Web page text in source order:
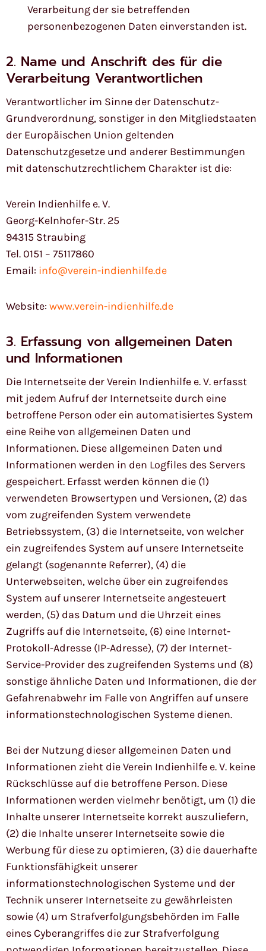
Verarbeitung der sie betreffenden
personenbezogenen Daten einverstanden ist.
2. Name und Anschrift des für die
Verarbeitung Verantwortlichen
Verantwortlicher im Sinne der Datenschutz-
Grundverordnung, sonstiger in den Mitgliedstaaten
der Europäischen Union geltenden
Datenschutzgesetze und anderer Bestimmungen
mit datenschutzrechtlichem Charakter ist die:
Verein Indienhilfe e. V.
Georg-Kelnhofer-Str. 25
94315 Straubing
Tel. 0151 – 75117860
Email: info@verein-indienhilfe.de
Website: www.verein-indienhilfe.de
3. Erfassung von allgemeinen Daten
und Informationen
Die Internetseite der Verein Indienhilfe e. V. erfasst
mit jedem Aufruf der Internetseite durch eine
betroffene Person oder ein automatisiertes System
eine Reihe von allgemeinen Daten und
Informationen. Diese allgemeinen Daten und
Informationen werden in den Logfiles des Servers
gespeichert. Erfasst werden können die (1)
verwendeten Browsertypen und Versionen, (2) das
vom zugreifenden System verwendete
Betriebssystem, (3) die Internetseite, von welcher
ein zugreifendes System auf unsere Internetseite
gelangt (sogenannte Referrer), (4) die
Unterwebseiten, welche über ein zugreifendes
System auf unserer Internetseite angesteuert
werden, (5) das Datum und die Uhrzeit eines
Zugriffs auf die Internetseite, (6) eine Internet-
Protokoll-Adresse (IP-Adresse), (7) der Internet-
Service-Provider des zugreifenden Systems und (8)
sonstige ähnliche Daten und Informationen, die der
Gefahrenabwehr im Falle von Angriffen auf unsere
informationstechnologischen Systeme dienen.
Bei der Nutzung dieser allgemeinen Daten und
Informationen zieht die Verein Indienhilfe e. V. keine
Rückschlüsse auf die betroffene Person. Diese
Informationen werden vielmehr benötigt, um (1) die
Inhalte unserer Internetseite korrekt auszuliefern,
(2) die Inhalte unserer Internetseite sowie die
Werbung für diese zu optimieren, (3) die dauerhafte
Funktionsfähigkeit unserer
informationstechnologischen Systeme und der
Technik unserer Internetseite zu gewährleisten
sowie (4) um Strafverfolgungsbehörden im Falle
eines Cyberangriffes die zur Strafverfolgung